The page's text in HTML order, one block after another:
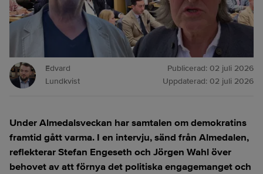
Edvard
Lundkvist
Publicerad: 02 juli 2026
Uppdaterad: 02 juli 2026
Under Almedalsveckan har samtalen om demokratins
framtid gått varma. I en intervju, sänd från Almedalen,
reflekterar Stefan Engeseth och Jörgen Wahl över
behovet av att förnya det politiska engagemanget och